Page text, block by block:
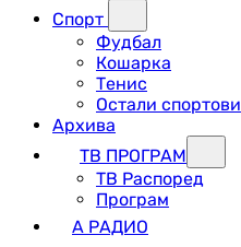
Спорт
Фудбал
Кошарка
Тенис
Остали спортови
Архива
ТВ ПРОГРАМ
ТВ Распоред
Програм
А РАДИО